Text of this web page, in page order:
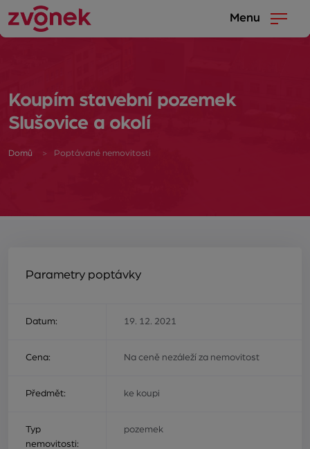
Menu
Koupím stavební pozemek
Slušovice a okolí
Domů Poptávané nemovitosti
Parametry poptávky
Datum: 19. 12. 2021
Cena: Na ceně nezáleží za nemovitost
Předmět: ke koupi
Typ
nemovitosti:
pozemek